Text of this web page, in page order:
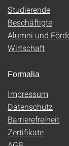
Studierende
Beschäftigte
Alumni und
Wirtschaft
Formalia
Impressum
Datenschutz
Barrierefreiheit
Zertifikate